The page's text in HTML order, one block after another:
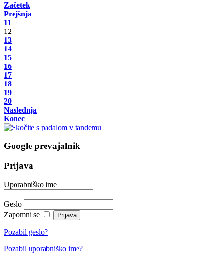
Začetek
Prejšnja
11
12
13
14
15
16
17
18
19
20
Naslednja
Konec
Google prevajalnik
Prijava
Uporabniško ime
Geslo
Zapomni se
Pozabil geslo?
Pozabil uporabniško ime?